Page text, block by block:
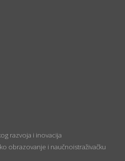
razvoja i inovacija
obrazovanje i naučnoistraživačku